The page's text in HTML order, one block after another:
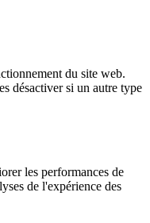
du site web.
désactiver si un autre type
les performances de
de l'expérience des